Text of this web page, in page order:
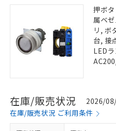
押ボ
属ベ
リ, ボ
台, 接
LED
在庫/販売状況
2026/
在庫/販売状況 ご利用条件